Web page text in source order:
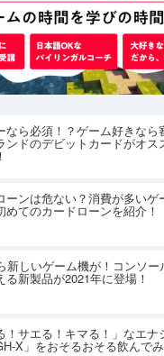
なら必須！？ゲーム好きなら
ンドのデビットカードがオス
ーンは危ない？消費が多いゲ
めてのカードローンを紹介！
新しいゲーム機が！コンソー
る新製品が2021年に登場！
！サエる！キマる！」なエ
X」をおそるおそる飲んでみ